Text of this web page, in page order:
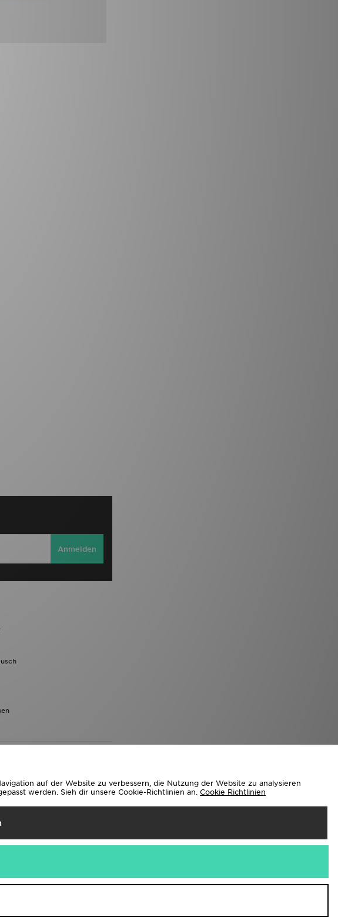
Anmelden
auf der Website zu verbessern, die Nutzung der Website zu analysieren
werden. Sieh dir unsere Cookie-Richtlinien an. Cookie Richtlinien